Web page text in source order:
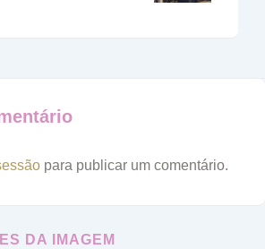
para publicar um comentário.
DA IMAGEM